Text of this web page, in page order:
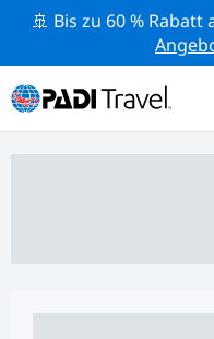
🚢 Bis zu 60 %